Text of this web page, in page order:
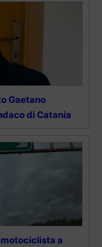
Gaetano
di Catania
a